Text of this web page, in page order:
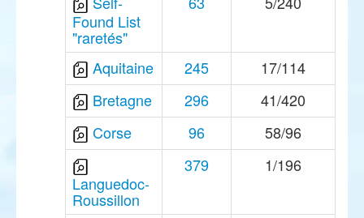
Found List
"raretés"
Aquitaine 245
17/114
Bretagne
296
41/420
Corse
96 58/96
Languedoc-
Roussillon
379 1/196